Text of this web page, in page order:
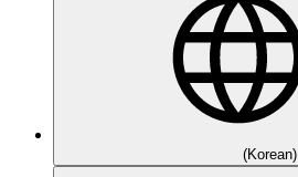
(Korean)